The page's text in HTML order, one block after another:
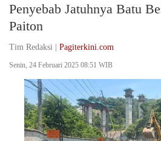
Penyebab Jatuhnya Batu
Paiton
Tim Redaksi | Pagiterkini.com
Senin, 24 Februari 2025 08:51 WIB